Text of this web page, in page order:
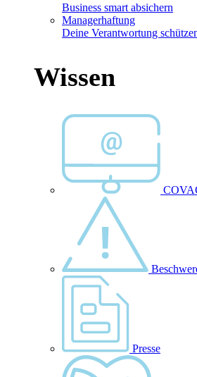
Business smart absichern
Managerhaftung
Deine Verantwortung
Wissen
Presse